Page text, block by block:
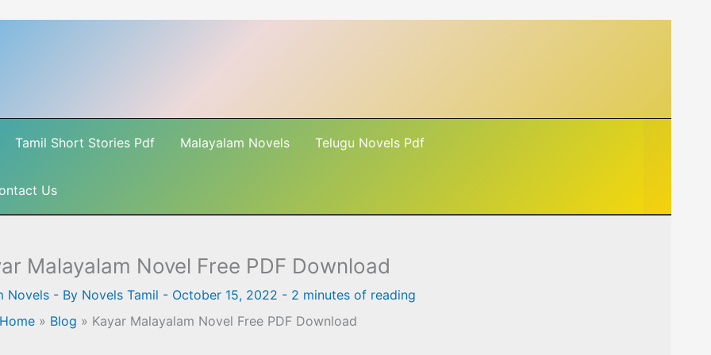
Tamil Short Stories Pdf Malayalam Novels Telugu Novels Pdf
Us
Malayalam Novel Free PDF Download
Novels - By Novels Tamil - October 15, 2022 - 2 minutes of reading
Home» Blog » Kayar Malayalam Novel Free PDF Download